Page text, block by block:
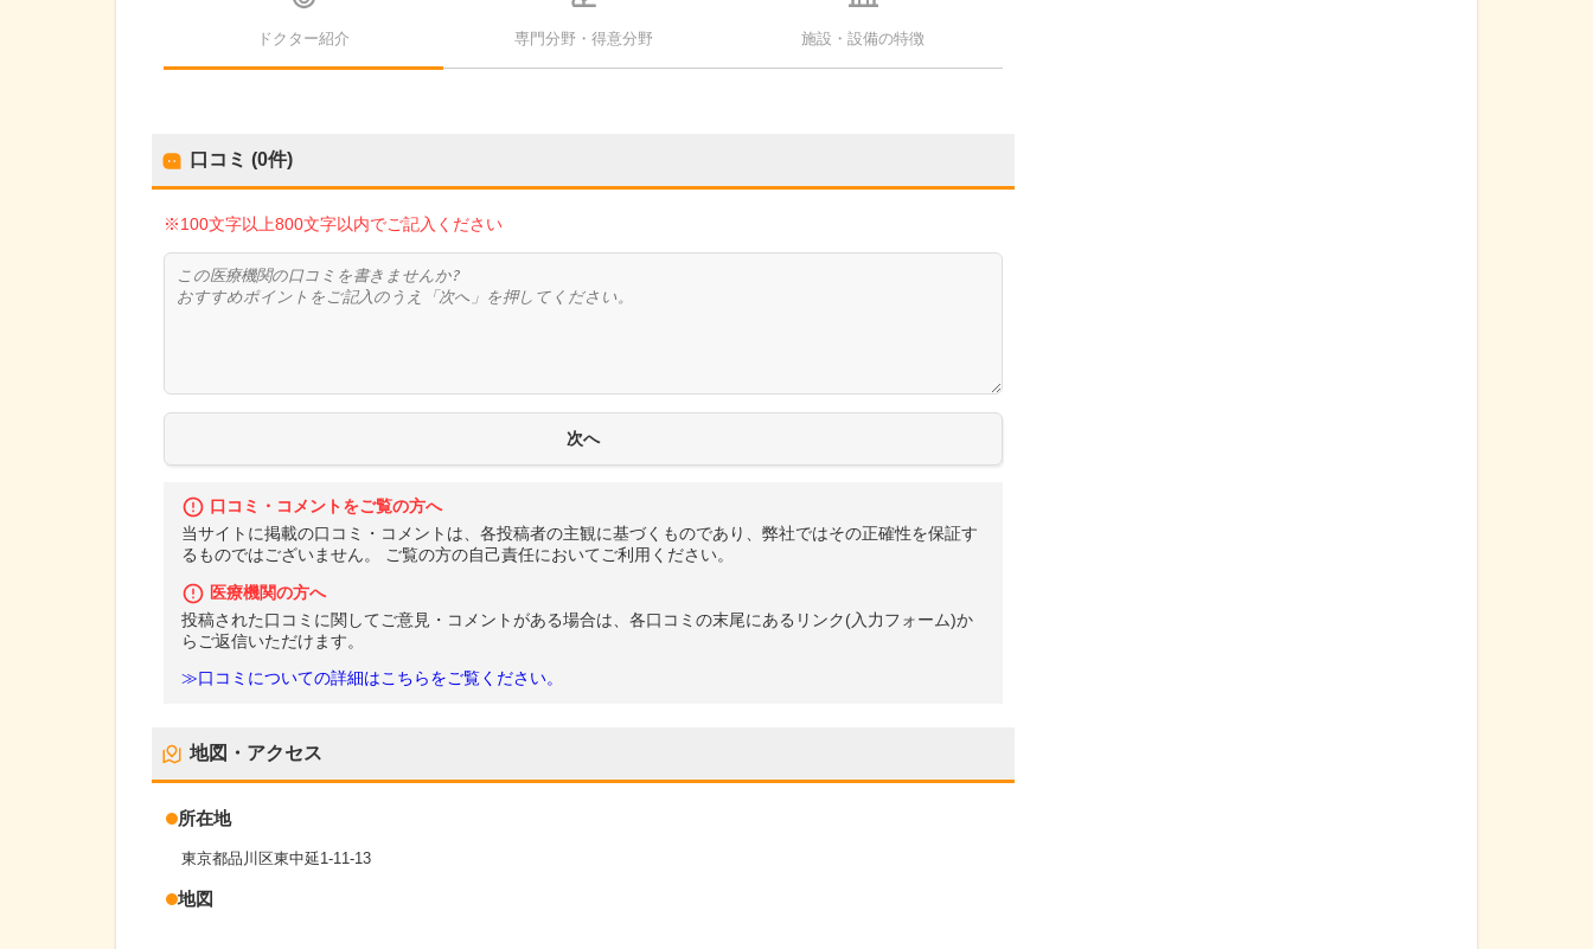
ドクター紹介 専門分野・得意分野 施設・設備の特徴
口コミ (0件)
※100文字以上800文字以内でご記入ください
口コミ・コメントをご覧の方へ
当サイトに掲載の口コミ・コメントは、各投稿者の主観に基づくものであり、弊社ではその正確性を保証す
るものではございません。 ご覧の方の自己責任においてご利用ください。
医療機関の方へ
投稿された口コミに関してご意見・コメントがある場合は、各口コミの末尾にあるリンク(入力フォーム)か
らご返信いただけます。
≫口コミについての詳細はこちらをご覧ください。
地図・アクセス
所在地
東京都品川区東中延1-11-13
地図